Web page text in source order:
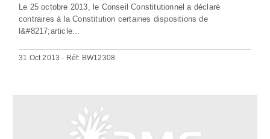
Le 25 octobre 2013, le Conseil Constitutionnel a déclaré
contraires à la Constitution certaines dispositions de
l&#8217;article...
31 Oct 2013 - Réf: BW12308